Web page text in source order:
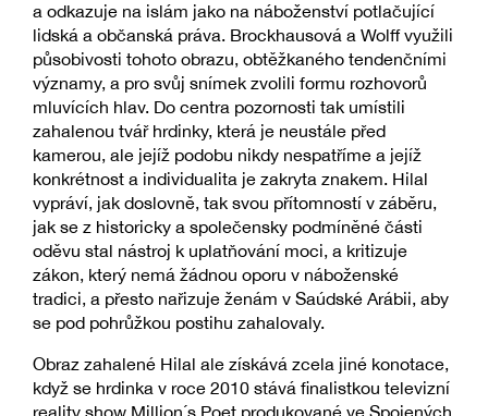
a odkazuje na islám jako na náboženství potlačující
lidská a občanská práva. Brockhausová a Wolff využili
působivosti tohoto obrazu, obtěžkaného tendenčními
významy, a pro svůj snímek zvolili formu rozhovorů
mluvících hlav. Do centra pozornosti tak umístili
zahalenou tvář hrdinky, která je neustále před
kamerou, ale jejíž podobu nikdy nespatříme a jejíž
konkrétnost a individualita je zakryta znakem. Hilal
vypráví, jak doslovně, tak svou přítomností v záběru,
jak se z historicky a společensky podmíněné části
oděvu stal nástroj k uplatňování moci, a kritizuje
zákon, který nemá žádnou oporu v náboženské
tradici, a přesto nařizuje ženám v Saúdské Arábii, aby
se pod pohrůžkou postihu zahalovaly.
Obraz zahalené Hilal ale získává zcela jiné konotace,
když se hrdinka v roce 2010 stává finalistkou televizní